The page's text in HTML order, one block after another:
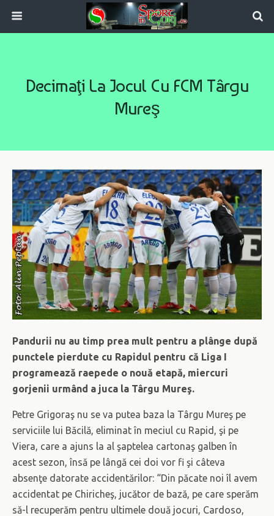
Decimaţi La Jocul Cu FCM Târgu
Mureş
Pandurii nu au timp prea mult pentru a plânge după
punctele pierdute cu Rapidul pentru că Liga I
programează raepede o nouă etapă, miercuri
gorjenii urmând a juca la Târgu Mureş.
Petre Grigoraş nu se va putea baza la Târgu Mureş pe
serviciile lui Băcilă, eliminat în meciul cu Rapid, şi pe
Viera, care a ajuns la al şaptelea cartonaş galben în
acest sezon, însă pe lângă cei doi vor fi şi câteva
absenţe datorate accidentărilor: “Din păcate noi îl avem
accidentat pe Chiricheş, jucător de bază, pe care sperăm
să-l recuperăm pentru ultimele două jocuri, Cardoso,